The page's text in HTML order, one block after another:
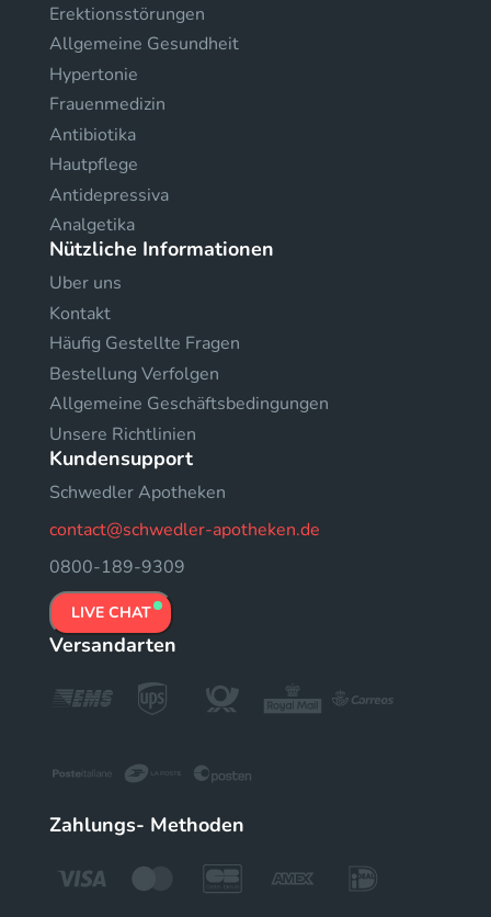
Erektionsstörungen
Allgemeine Gesundheit
Hypertonie
Frauenmedizin
Antibiotika
Hautpflege
Antidepressiva
Analgetika
Nützliche Informationen
Uber uns
Kontakt
Häufig Gestellte Fragen
Bestellung Verfolgen
Allgemeine Geschäftsbedingungen
Unsere Richtlinien
Kundensupport
Schwedler Apotheken
contact@schwedler-apotheken.de
0800-189-9309
LIVE CHAT
Versandarten
Zahlungs- Methoden